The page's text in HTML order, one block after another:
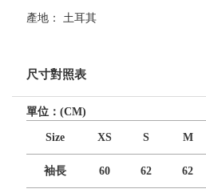
產地： 土耳其
尺寸對照表
單位：(CM)
Size XS S M
袖長 60 62 62